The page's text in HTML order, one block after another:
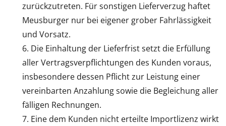
zurückzutreten. Für sonstigen Lieferverzug haftet
Meusburger nur bei eigener grober Fahrlässigkeit
und Vorsatz.
Die Einhaltung der Lieferfrist setzt die Erfüllung
aller Vertragsverpflichtungen des Kunden voraus,
insbesondere dessen Pflicht zur Leistung einer
vereinbarten Anzahlung sowie die Begleichung aller
fälligen Rechnungen.
Eine dem Kunden nicht erteilte Importlizenz wirkt